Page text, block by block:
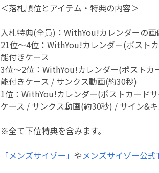
＜落札順位とアイテム・特典の内容＞
入札特典(全員)：WithYou!カレンダーの画
21位～4位：WithYou!カレンダー(ポスト
能付きケース
3位～2位：WithYou!カレンダー(ポストカ
能付きケース / サンクス動画(約30秒)
1位：WithYou!カレンダー(ポストカード
ケース / サンクス動画(約30秒) / サイン&
※全て下位特典を含みます。
「メンズサイゾー」 やメンズサイゾー公